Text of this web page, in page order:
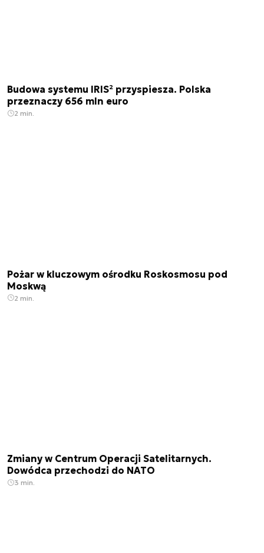
Budowa systemu IRIS² przyspiesza. Polska
przeznaczy 656 mln euro
2 min.
Pożar w kluczowym ośrodku Roskosmosu pod
Moskwą
2 min.
Zmiany w Centrum Operacji Satelitarnych.
Dowódca przechodzi do NATO
3 min.